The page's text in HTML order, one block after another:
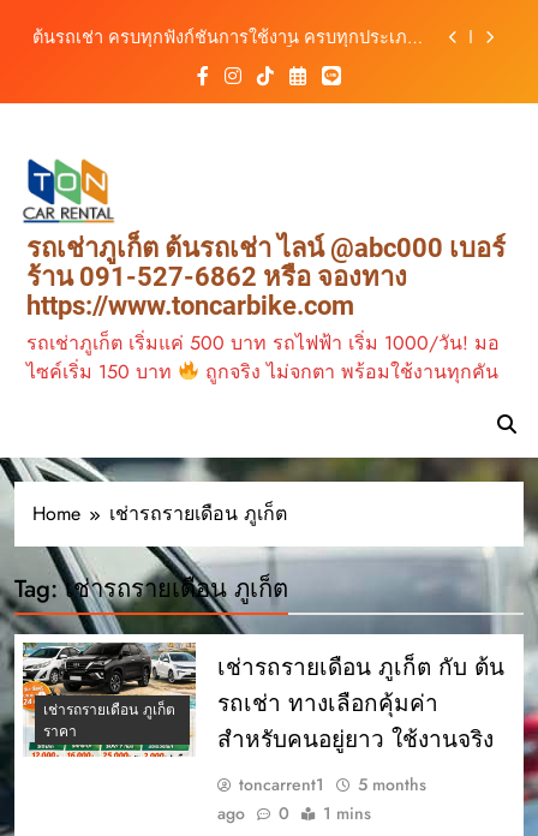
ต้นรถเช่า ครบทุกฟังก์ชันการใช้งาน ครบทุกประเภท
เช่ารถไฟฟ้าร้านต้นรถเช่า ทางเลือกใหม่ของการ
เที่ยวภูเก็ต ขับเงียบ ประหยัด และทันสมัย
เดินทางสะดวกทุกเส้นทาง
เช่ารถมอเตอร์ไซค์ภูเก็ต กับต้นรถเช่า เดินทาง
สะดวก ราคาประหยัด เริ่มต้นเพียง 150 บาท/วัน
ต้นรถเช่า ครบทุกฟังก์ชันการใช้งาน ครบทุกประเภท
รถ ตอบโจทย์ทุกการเดินทางในภูเก็ต
เช่ารถไฟฟ้าร้านต้นรถเช่า ทางเลือกใหม่ของการ
เที่ยวภูเก็ต ขับเงียบ ประหยัด และทันสมัย
รถเช่าภูเก็ต ต้นรถเช่า ไลน์ @abc000 เบอร์
ร้าน 091-527-6862 หรือ จองทาง
https://www.toncarbike.com
รถเช่าภูเก็ต เริ่มแค่ 500 บาท รถไฟฟ้า เริ่ม 1000/วัน! มอ
ไซค์เริ่ม 150 บาท
ถูกจริง ไม่จกตา พร้อมใช้งานทุกคัน
Home เช่ารถรายเดือน ภูเก็ต
Tag:เช่ารถรายเดือน ภูเก็ต
เช่ารถรายเดือน ภูเก็ต
ราคา
เช่ารถรายเดือน ภูเก็ต กับ ต้น
รถเช่า ทางเลือกคุ้มค่า
สำหรับคนอยู่ยาว ใช้งานจริง
toncarrent1
5 months
ago
0 1 mins